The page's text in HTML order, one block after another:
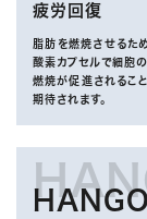
疲労回復
脂肪を燃焼させるた
酸素カプセルで細胞
燃焼が促進されるこ
期待されます。